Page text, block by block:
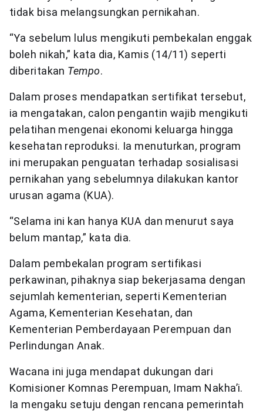
tidak bisa melangsungkan pernikahan.
“Ya sebelum lulus mengikuti pembekalan enggak
boleh nikah,” kata dia, Kamis (14/11) seperti
diberitakan Tempo.
Dalam proses mendapatkan sertifikat tersebut,
ia mengatakan, calon pengantin wajib mengikuti
pelatihan mengenai ekonomi keluarga hingga
kesehatan reproduksi. Ia menuturkan, program
ini merupakan penguatan terhadap sosialisasi
pernikahan yang sebelumnya dilakukan kantor
urusan agama (KUA).
“Selama ini kan hanya KUA dan menurut saya
belum mantap,” kata dia.
Dalam pembekalan program sertifikasi
perkawinan, pihaknya siap bekerjasama dengan
sejumlah kementerian, seperti Kementerian
Agama, Kementerian Kesehatan, dan
Kementerian Pemberdayaan Perempuan dan
Perlindungan Anak.
Wacana ini juga mendapat dukungan dari
Komisioner Komnas Perempuan, Imam Nakha’i.
Ia mengaku setuju dengan rencana pemerintah